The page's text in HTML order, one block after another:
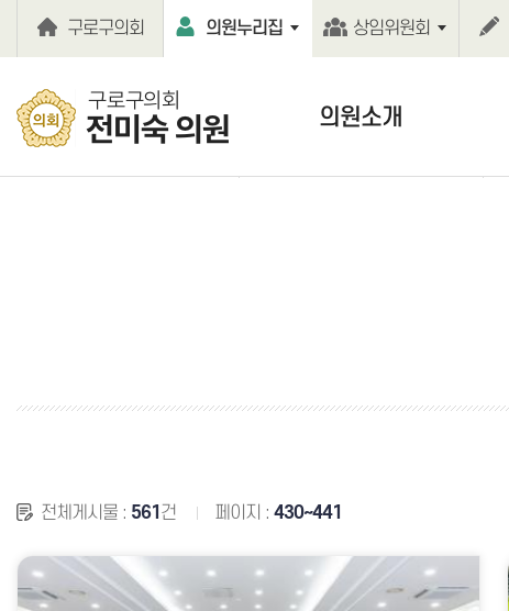
구로구의회
의원누리집 상임위원회
구로구의회
전미숙 의원 의원소개
전체게시물 : 561 건 페이지 : 430~441